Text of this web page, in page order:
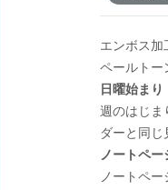
エンボス加
ペールトー
日曜始まり
週のはじま
ダーと同
ノートペ
ノートペ